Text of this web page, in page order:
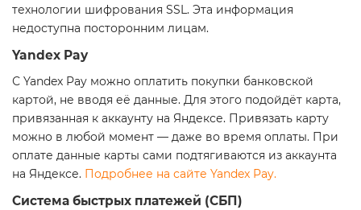
технологии шифрования SSL. Эта информация
недоступна посторонним лицам.
Yandex Pay
С Yandex Pay можно оплатить покупки банковской
картой, не вводя её данные. Для этого подойдёт карта,
привязанная к аккаунту на Яндексе. Привязать карту
можно в любой момент — даже во время оплаты. При
оплате данные карты сами подтягиваются из аккаунта
на Яндексе. Подробнее на сайте Yandex Pay.
Система быстрых платежей (СБП)